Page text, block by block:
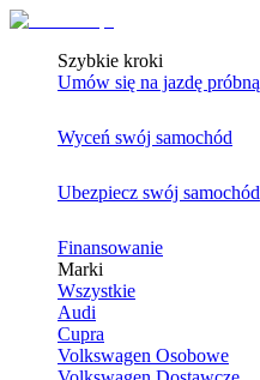
Szybkie kroki
Umów się na jazdę próbną
Wyceń swój samochód
Ubezpiecz swój samochód
Finansowanie
Marki
Wszystkie
Audi
Cupra
Volkswagen Osobowe